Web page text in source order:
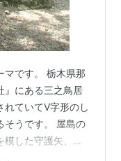
マです。 栃木県那
』にある三之鳥居
れていてⅤ字形のし
そうです。 屋島の
した守護矢、正